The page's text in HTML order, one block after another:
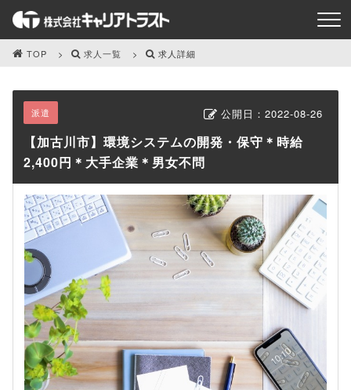
TOP 求人一覧 求人詳細
公開日：2022-08-26
派遣
【加古川市】環境システムの開発・保守＊時給
2,400円＊大手企業＊男女不問